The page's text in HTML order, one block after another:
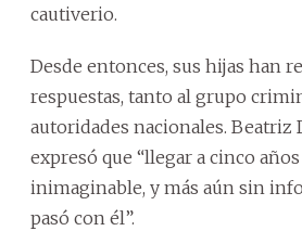
cautiverio.
Desde entonces, sus hijas han
respuestas, tanto al grupo
autoridades nacionales. Beatriz
expresó que “llegar a cinco
inimaginable, y más aún sin
pasó con él”.